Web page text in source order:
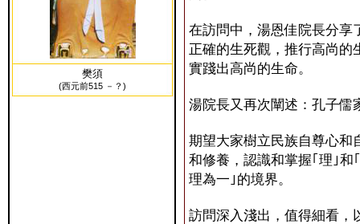
樊須
(西元前515 －？)
在訪問中，湯恩佳院長分享
正確的生死觀，推行高尚的
實踐出高尚的生命。
湯院長又再次闡述：孔子儒
期望大家樹立民族自尊心和
和修養，認識和掌握｢理｣
理為一｣的境界。
訪問深入淺出，值得細看，